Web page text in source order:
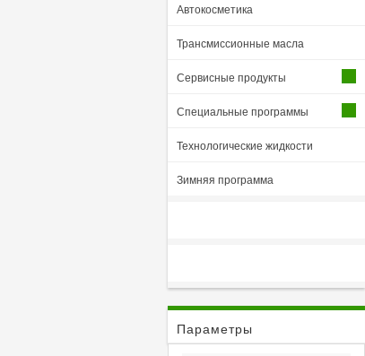
Автокосметика
Трансмиссионные масла
Сервисные продукты
Специальные программы
Технологические жидкости
Зимняя программа
Параметры